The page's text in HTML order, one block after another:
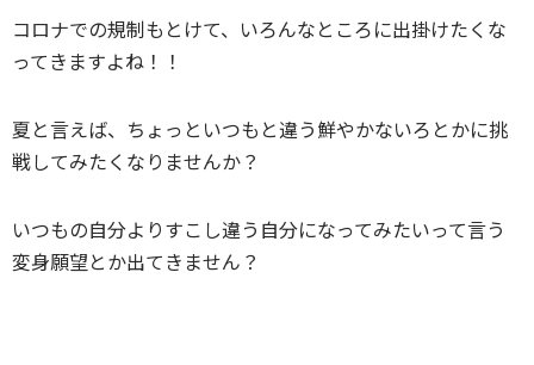
コロナでの規制もとけて、いろんなところに出掛けたくな
ってきますよね！！
夏と言えば、ちょっといつもと違う鮮やかないろとかに挑
戦してみたくなりませんか？
いつもの自分よりすこし違う自分になってみたいって言う
変身願望とか出てきません？